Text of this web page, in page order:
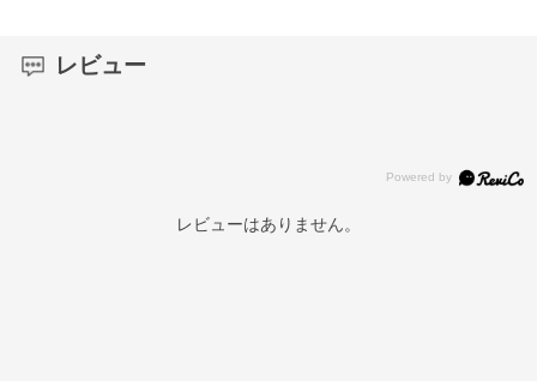
レビュー
レビューはありません。